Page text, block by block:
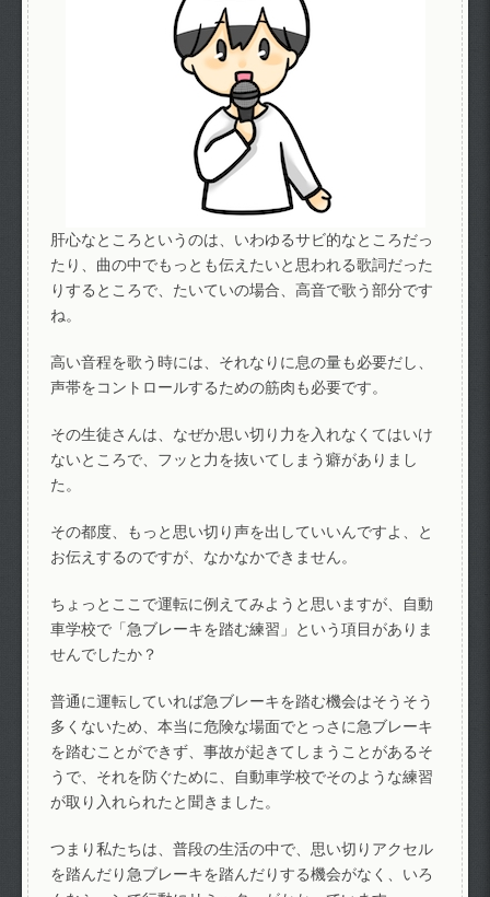
肝心なところというのは、いわゆるサビ的なところだっ
たり、曲の中でもっとも伝えたいと思われる歌詞だった
りするところで、たいていの場合、高音で歌う部分です
ね。
高い音程を歌う時には、それなりに息の量も必要だし、
声帯をコントロールするための筋肉も必要です。
その生徒さんは、なぜか思い切り力を入れなくてはいけ
ないところで、フッと力を抜いてしまう癖がありまし
た。
その都度、もっと思い切り声を出していいんですよ、と
お伝えするのですが、なかなかできません。
ちょっとここで運転に例えてみようと思いますが、自動
車学校で「急ブレーキを踏む練習」という項目がありま
せんでしたか？
普通に運転していれば急ブレーキを踏む機会はそうそう
多くないため、本当に危険な場面でとっさに急ブレーキ
を踏むことができず、事故が起きてしまうことがあるそ
うで、それを防ぐために、自動車学校でそのような練習
が取り入れられたと聞きました。
つまり私たちは、普段の生活の中で、思い切りアクセル
を踏んだり急ブレーキを踏んだりする機会がなく、いろ